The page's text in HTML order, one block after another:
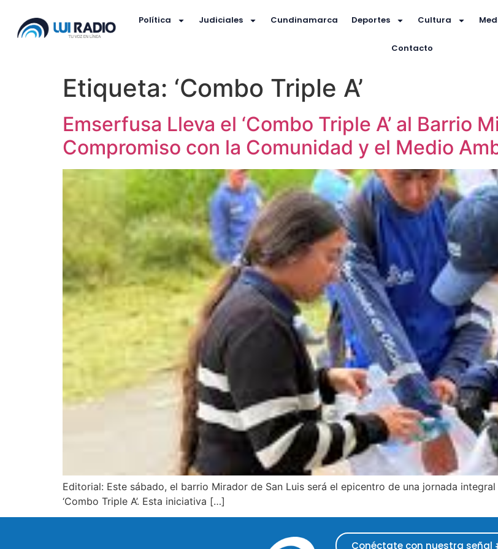
Política Judiciales Cundinamarca Deportes Cultura
Contacto
Etiqueta: ‘Combo Triple A’
Emserfusa Lleva el ‘Combo Triple A’ al Barrio
Compromiso con la Comunidad y el Medio
Editorial: Este sábado, el barrio Mirador de San Luis será el epicentro de una jornada
‘Combo Triple A’. Esta iniciativa […]
Conéctate con nuestra señal